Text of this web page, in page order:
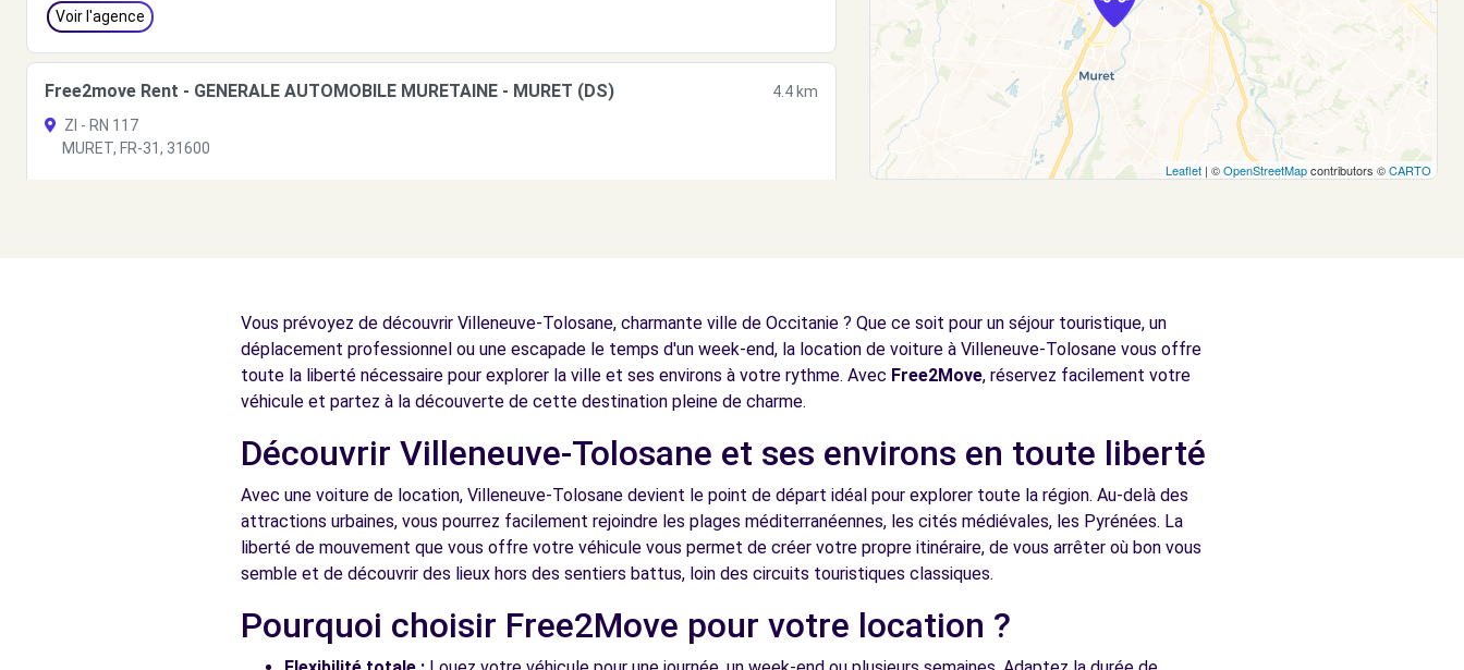
Voir l'agence
Free2move Rent - GENERALE AUTOMOBILE MURETAINE - MURET (DS)
4.4 km
ZI - RN 117
MURET, FR-31, 31600
Free2Move Rent - S&You - TOULOUSE ROCADE OUEST II (C)
8.3 km
Free2Move Rent - GARAGE FAUGERES - TOULOUSE (C)
8.4 km
Leaflet | ©OpenStreetMapcontributors ©CARTO
Vous prévoyez de découvrir Villeneuve-Tolosane, charmante ville de Occitanie ? Que ce soit pour un séjour touristique, un
déplacement professionnel ou une escapade le temps d'un week-end, la location de voiture à Villeneuve-Tolosane vous offre
toute la liberté nécessaire pour explorer la ville et ses environs à votre rythme. Avec Free2Move, réservez facilement votre
véhicule et partez à la découverte de cette destination pleine de charme.
Découvrir Villeneuve-Tolosane et ses environs en toute liberté
Avec une voiture de location, Villeneuve-Tolosane devient le point de départ idéal pour explorer toute la région. Au-delà des
attractions urbaines, vous pourrez facilement rejoindre les plages méditerranéennes, les cités médiévales, les Pyrénées. La
liberté de mouvement que vous offre votre véhicule vous permet de créer votre propre itinéraire, de vous arrêter où bon vous
semble et de découvrir des lieux hors des sentiers battus, loin des circuits touristiques classiques.
Pourquoi choisir Free2Move pour votre location ?